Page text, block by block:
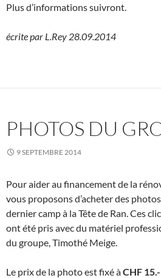
Plus d’informations suivront.
écrite par L.Rey 28.09.2014
PHOTOS DU
9 SEPTEMBRE 2014
Pour aider au financement de la
vous proposons d’acheter des
dernier camp à la Tête de Ran. Ces
ont été pris avec du matériel
du groupe, Timothé Meige.
Le prix de la photo est fixé àCHF 15.-